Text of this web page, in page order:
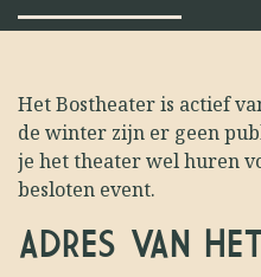
Het Bostheater is actief
de winter zijn er geen
je het theater wel huren
besloten event.
ADRES VAN